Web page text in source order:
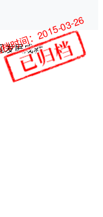
发展成就
间：2015-03-26